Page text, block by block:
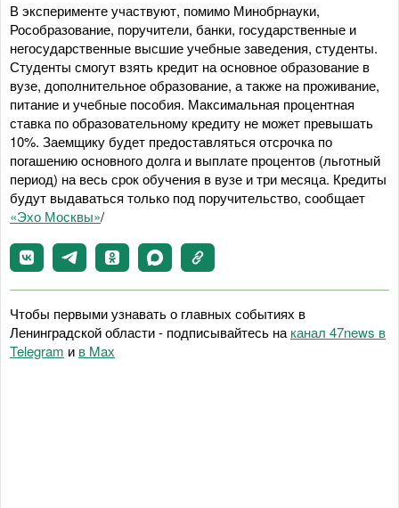
В эксперименте участвуют, помимо Минобрнауки,
Рособразование, поручители, банки, государственные и
негосударственные высшие учебные заведения, студенты.
Студенты смогут взять кредит на основное образование в
вузе, дополнительное образование, а также на проживание,
питание и учебные пособия. Максимальная процентная
ставка по образовательному кредиту не может превышать
10%. Заемщику будет предоставляться отсрочка по
погашению основного долга и выплате процентов (льготный
период) на весь срок обучения в вузе и три месяца. Кредиты
будут выдаваться только под поручительство, сообщает
«Эхо Москвы»/
Чтобы первыми узнавать о главных событиях в
Ленинградской области - подписывайтесь на канал 47news в
Telegram и в Maх